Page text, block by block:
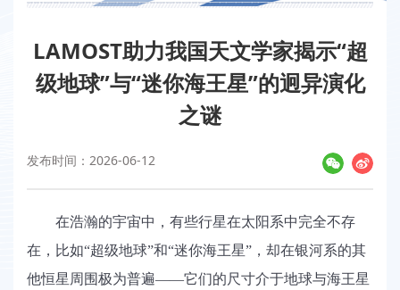
LAMOST助力我国天文学家揭示“超
级地球”与“迷你海王星”的迥异演化
之谜
发布时间：2026-06-12
在浩瀚的宇宙中，有些行星在太阳系中完全不存
在，比如“超级地球”和“迷你海王星”，却在银河系的其
他恒星周围极为普遍——它们的尺寸介于地球与海王星